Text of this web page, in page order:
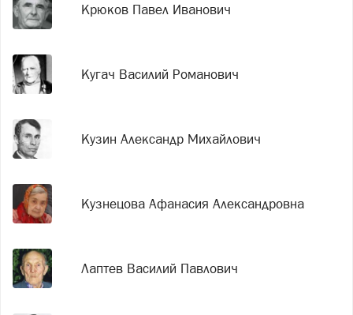
Крюков Павел Иванович
Кугач Василий Романович
Кузин Александр Михайлович
Кузнецова Афанасия Александровна
Лаптев Василий Павлович